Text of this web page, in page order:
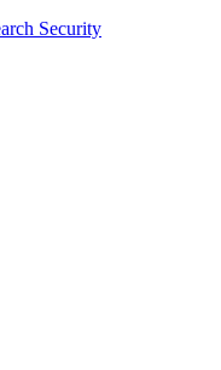
Security